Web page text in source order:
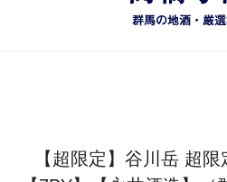
【超限定】谷川岳 超